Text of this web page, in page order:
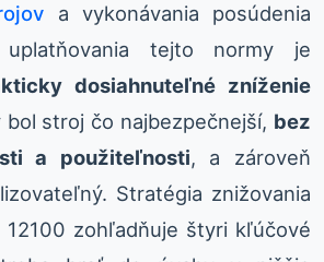
a vykonávania posúdenia
tejto normy je
dosiahnuteľné zníženie
bol stroj čo najbezpečnejší, bez
a použiteľnosti, a zároveň
Stratégia znižovania
12100 zohľadňuje štyri kľúčové